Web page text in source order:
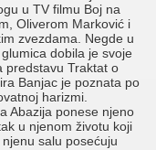
u TV filmu Boj na
Oliverom Marković i
zvezdama. Negde u
dobila je svoje
predstavu Traktat o
Banjac je poznata po
harizmi.
Abazija ponese njeno
u njenom životu koji
salu posećuju